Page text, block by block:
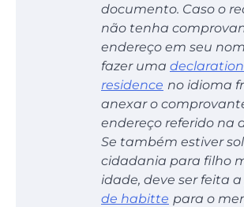
documento. Caso o
não tenha
endereço em seu
fazer uma
residence no idioma
anexar o
endereço referido na
Se também estiver
cidadania para filho
idade, deve ser feita a
de habitte para o